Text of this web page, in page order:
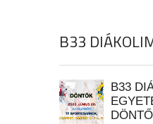
B33
B33
DÖNTŐ